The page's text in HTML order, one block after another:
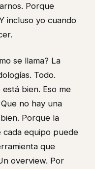
Porque
incluso yo cuando
se llama? La
Todo.
bien. Eso me
no hay una
Porque la
cada equipo puede
que
overview. Por